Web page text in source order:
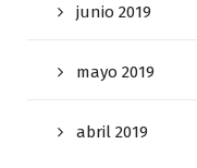
junio 2019
mayo 2019
abril 2019